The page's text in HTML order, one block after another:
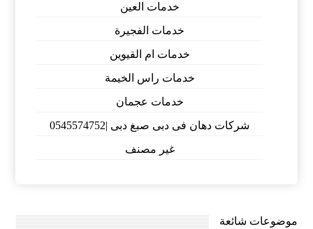
خدمات العين
خدمات الفجيرة
خدمات ام القيوين
خدمات راس الخيمة
خدمات عجمان
شركات دهان فى دبى صبغ دبى |0545574752
غير مصنف
موضوعات شائعة